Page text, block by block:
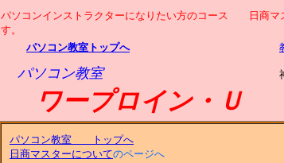
パソコンインストラクターになりたい方のコース 日商マ
す。
パソコン教室トップへ
パソコン教室
ワープロイン・Ｕ
パソコン教室 トップへ
日商マスターについてのページへ